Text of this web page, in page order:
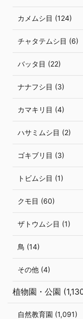
カメムシ目 (124)
チャタテムシ目 (6)
バッタ目 (22)
ナナフシ目 (3)
カマキリ目 (4)
ハサミムシ目 (2)
ゴキブリ目 (3)
トビムシ目 (1)
クモ目 (60)
ザトウムシ目 (1)
鳥 (14)
その他 (4)
植物園・公園
自然教育園 (1,091)